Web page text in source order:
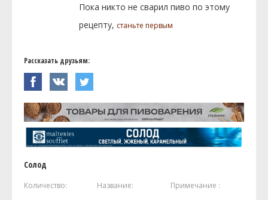
Пока никто не сварил пиво по этому
рецепту, станьте первым
Рассказать друзьям:
Солод
Количество: Название: Примечание :